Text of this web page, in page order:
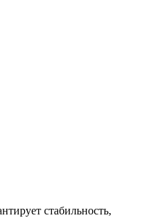
стабильность,